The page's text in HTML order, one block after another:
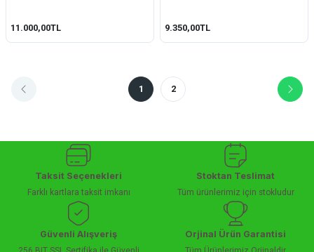
11.000,00TL 9.350,00TL
1 2
Taksit Seçenekleri
Farklı kartlara taksit imkanı
Stoktan Teslimat
Tüm ürünlerimiz için stokludur
Güvenli Alışveriş Orjinal Ürün Garantisi